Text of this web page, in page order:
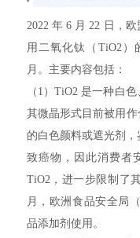
2022 年 6 月 22 日，
用二氧化钛（TiO2）
月。主要内容包括：
（1）TiO2 是一种白
其微晶形式目前被用
的白色颜料或遮光剂
致癌物，因此消费者
TiO2，进一步限制了
月，欧洲食品安全局
品添加剂使用。